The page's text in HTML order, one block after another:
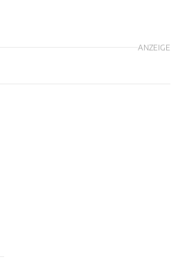
ANZEIGE